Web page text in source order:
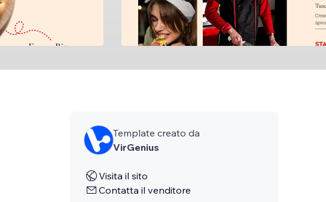
Template creato da
VirGenius
Visita il sito
Contatta il venditore